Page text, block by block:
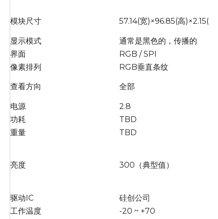
模块尺寸 57.14(宽)×96.85(高)×2.15(
显示模式
通常是黑色的，传播的
界面
RGB / SPI
像素排列
RGB垂直条纹
查看方向 全部
电源
2.8
功耗
TBD
重量
TBD
亮度 300（典型值）
驱动IC
硅创公司
工作温度
-20 ~ +70